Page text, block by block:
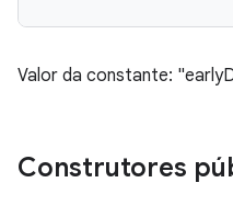
Valor da constante:
Construtores